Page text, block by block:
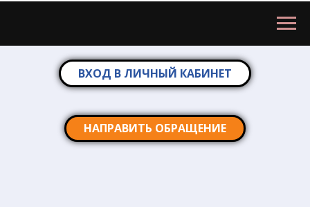
ВХОД В ЛИЧНЫЙ КАБИНЕТ
НАПРАВИТЬ ОБРАЩЕНИЕ